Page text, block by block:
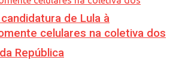
de Lula à
República
celulares na coletiva dos